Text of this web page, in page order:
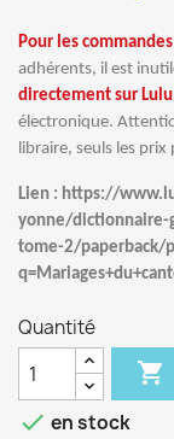
Pour les
adhérents, il est
directement sur
électronique.
libraire, seuls les prix
Lien : https://
yonne/dictionnaire-
tome-2/paperback/
Quantité

 en stock